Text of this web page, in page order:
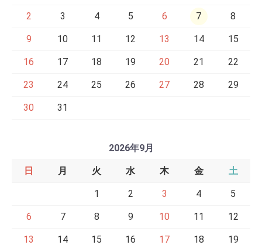
2 3 4 5 6 7 8
9 10 11 12 13 14 15
16 17 18 19 20 21 22
23 24 25 26 27 28 29
30 31
2026年9月
日 月 火 水 木 金 土
1 2 3 4 5
6 7 8 9 10 11 12
13 14 15 16 17 18 19